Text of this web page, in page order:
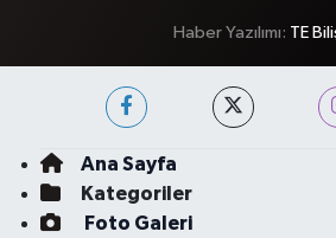
Haber Yazılımı: TE
Ana Sayfa
Kategoriler
Foto Galeri